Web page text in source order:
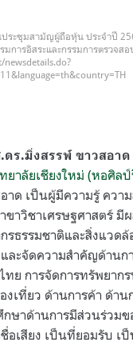
ระชุมสามัญผู้ถือหุ้น ประจำปี
การอิสระและกรรมการตรวจส
ดร.มิ่งสรรพ์ ขาวสอาด
ยาลัยเชียงใหม่ (หอศิล
าด เป็นผู้มีความรู้ ควา
าวิชาเศรษฐศาสตร์ มี
ธรรมชาติและสิ่งแวดล้
ละจัดความสำคัญด้านก
ย การจัดการทรัพยาก
งเที่ยว ด้านการค้า ด้า
กษาด้านการมีส่วนร่วม
อเสียง เป็นที่ยอมรับ เ